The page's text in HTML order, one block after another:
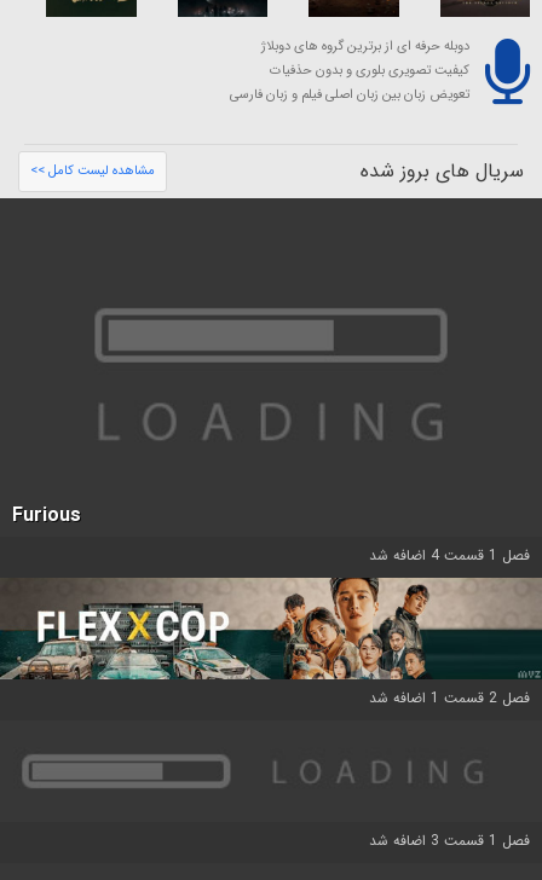
دوبله حرفه ای از برترین گروه های دوبلاژ
کیفیت تصویری بلوری و بدون حذفیات
تعویض زبان بین زبان اصلی فیلم و زبان فارسی
سریال های بروز شده مشاهده لیست کامل >>
Furious
فصل 1 قسمت 4 اضافه شد
فصل 2 قسمت 1 اضافه شد
فصل 1 قسمت 3 اضافه شد